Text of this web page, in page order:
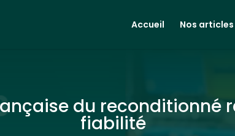
Accueil Nos articles
du reconditionné
fiabilité